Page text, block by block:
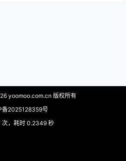
yoomoo.com.cn 版权所有
备2025128359号
次，耗时 0.2349 秒